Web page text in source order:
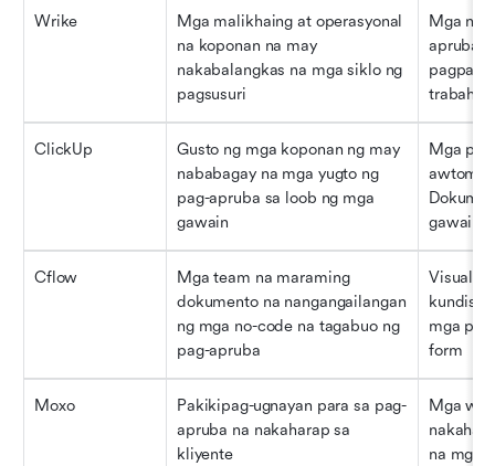
Wrike
Mga malikhaing at operasyonal
na koponan na may
nakabalangkas na mga siklo ng
pagsusuri
Mga
apruba,
trabaho
ClickUp
Gusto ng mga koponan ng may
nababagay na mga yugto ng
pag-apruba sa loob ng mga
gawain
Mga
gawain
Cflow
Mga team na maraming
dokumento na nangangailangan
ng mga no-code na tagabuo ng
pag-apruba
Visual
mga
form
Moxo
Pakikipag-ugnayan para sa pag-
apruba na nakaharap sa
kliyente
Mga
na mga